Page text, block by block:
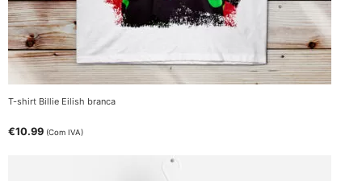
T-shirt Billie Eilish branca
€10.99 (Com IVA)